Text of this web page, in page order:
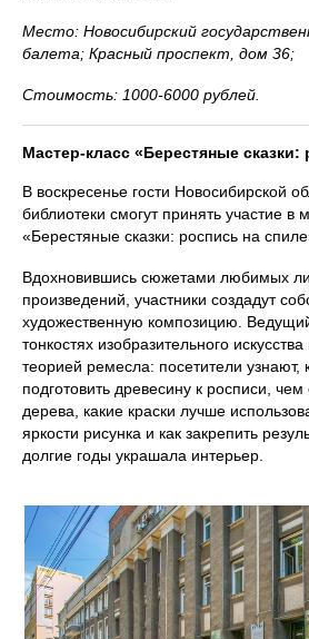
Место: Новосибирский
балета; Красный проспект, дом 36;
Стоимость: 1000-6000 рублей.
Мастер-класс «Берестяные сказки:
В воскресенье гости Новосибирской
библиотеки смогут принять участие в
«Берестяные сказки: роспись на
Вдохновившись сюжетами любимых
произведений, участники создадут
художественную композицию.
тонкостях изобразительного
теорией ремесла: посетители узнают,
подготовить древесину к росписи,
дерева, какие краски лучше
яркости рисунка и как закрепить
долгие годы украшала интерьер.